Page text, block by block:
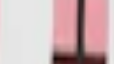
designen och dosan, till höger